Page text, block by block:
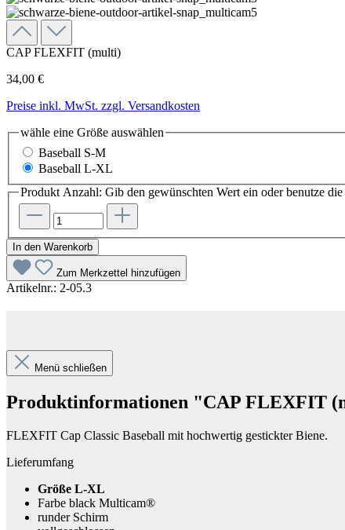
CAP FLEXFIT (multi)
34,00 €
Preise inkl. MwSt. zzgl. Versandkosten
wähle eine Größe auswählen
Baseball S-M
Baseball L-XL
Produkt Anzahl: Gib den gewünschten Wert ein oder benutze
In den Warenkorb
Zum Merkzettel hinzufügen
Artikelnr.: 2-05.3
Menü schließen
Produktinformationen "CAP FLEXFIT
FLEXFIT Cap Classic Baseball mit hochwertig gestickter Biene.
Lieferumfang
Größe L-XL
Farbe black Multicam®
runder Schirm